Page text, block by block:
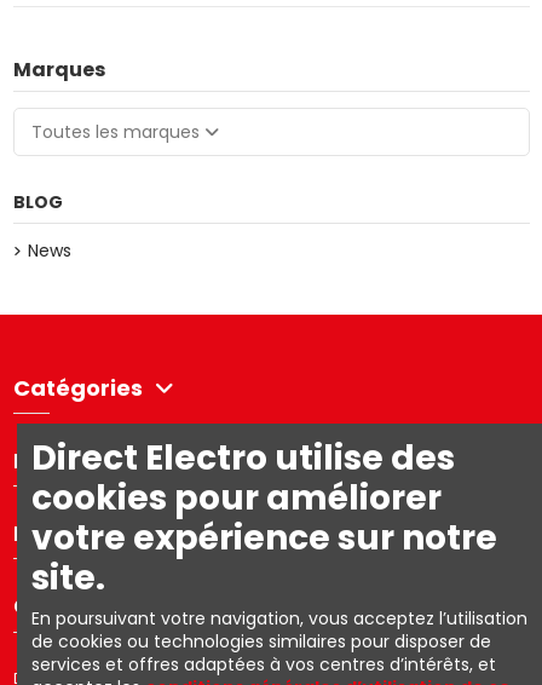
Marques
Toutes les marques
BLOG
News
Catégories
Directelectro
Mon compte
Contact us
Directelectro est la boutique en ligne B2C d'Ets. R. Van den Berg SA –
Direct Electro utilise des
cookies pour améliorer
votre expérience sur notre
site.
En poursuivant votre navigation, vous acceptez l’utilisation
de cookies ou technologies similaires pour disposer de
services et offres adaptées à vos centres d’intérêts, et